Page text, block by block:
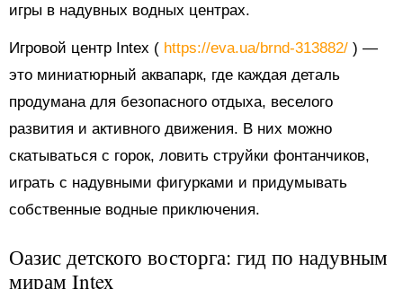
игры в надувных водных центрах.
Игровой центр Intex ( https://eva.ua/brnd-313882/ ) —
это миниатюрный аквапарк, где каждая деталь
продумана для безопасного отдыха, веселого
развития и активного движения. В них можно
скатываться с горок, ловить струйки фонтанчиков,
играть с надувными фигурками и придумывать
собственные водные приключения.
Оазис детского восторга: гид по надувным
мирам Intex